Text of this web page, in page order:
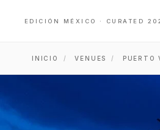
EDICIÓN MÉXICO · CURATED
INICIO / VENUES / PUERTO